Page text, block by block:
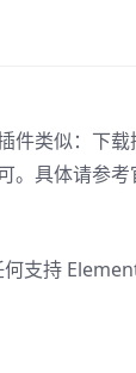
类似：下
。具体请参考
支持